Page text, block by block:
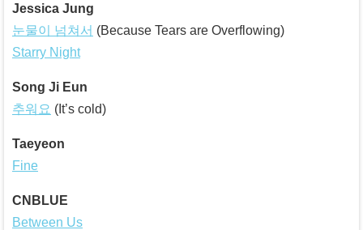
Jessica Jung
눈물이 넘쳐서 (Because Tears are Overflowing)
Starry Night
Song Ji Eun
추워요 (It’s cold)
Taeyeon
Fine
CNBLUE
Between Us